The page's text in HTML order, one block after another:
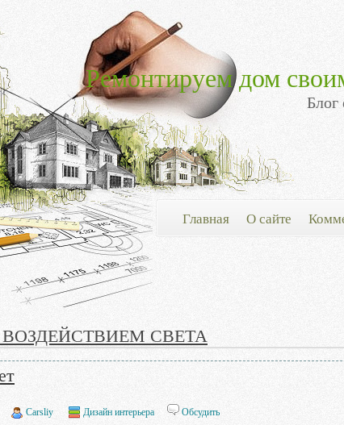
Ремонтируем дом
Блог
Главная О сайте
СВЕТА
Carsliy Дизайн интерьера Обсудить